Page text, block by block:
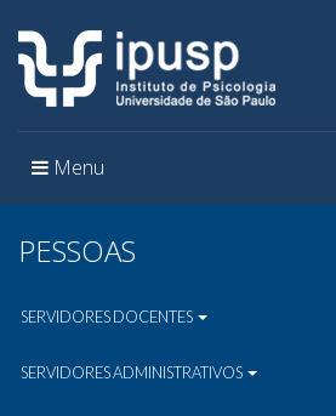
Toggle
Menu
PESSOAS
SERVIDORES DOCENTES
SERVIDORES ADMINISTRATIVOS